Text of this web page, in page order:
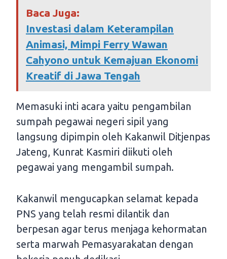
Baca Juga:
Investasi dalam Keterampilan
Animasi, Mimpi Ferry Wawan
Cahyono untuk Kemajuan Ekonomi
Kreatif di Jawa Tengah
Memasuki inti acara yaitu pengambilan
sumpah pegawai negeri sipil yang
langsung dipimpin oleh Kakanwil Ditjenpas
Jateng, Kunrat Kasmiri diikuti oleh
pegawai yang mengambil sumpah.
Kakanwil mengucapkan selamat kepada
PNS yang telah resmi dilantik dan
berpesan agar terus menjaga kehormatan
serta marwah Pemasyarakatan dengan